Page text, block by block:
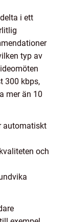
i ett
typ av
300 kbps,
mer än 10
automatiskt
och